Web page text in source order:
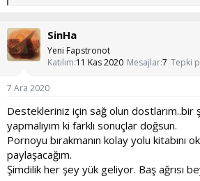
p
k
i
l
e
SinHa
Yeni Fapstronot
Katılım 11 Kas 2020 Mesajlar7 Tepki
7 Ara 2020
Destekleriniz için sağ olun dostlarım..bir
yapmalıyım ki farklı sonuçlar doğsun.
Pornoyu bırakmanın kolay yolu kitabını
paylaşacağım.
Şimdilik her şey yük geliyor. Baş ağrısı